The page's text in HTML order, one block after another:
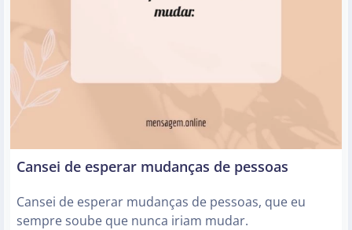
Cansei de esperar mudanças de pessoas
Cansei de esperar mudanças de pessoas, que eu
sempre soube que nunca iriam mudar.